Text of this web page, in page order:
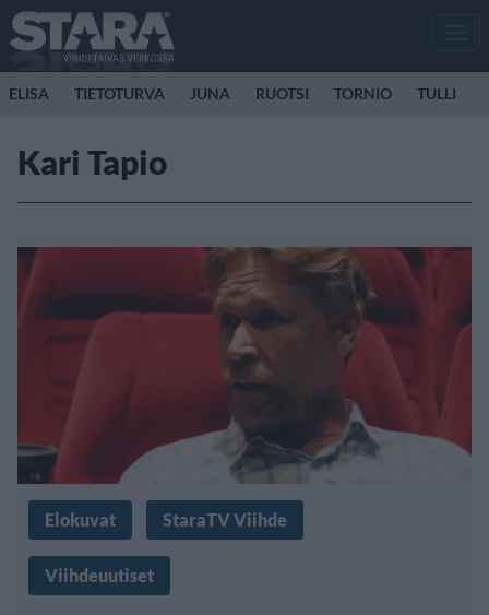
ELISA TIETOTURVA JUNA RUOTSI TORNIO TULLI
Kari Tapio
Elokuvat StaraTV Viihde
Viihdeuutiset